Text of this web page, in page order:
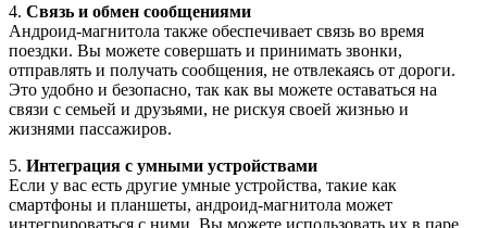
4. Связь и обмен сообщениями
Андроид-магнитола также обеспечивает связь во время
поездки. Вы можете совершать и принимать звонки,
отправлять и получать сообщения, не отвлекаясь от дороги.
Это удобно и безопасно, так как вы можете оставаться на
связи с семьей и друзьями, не рискуя своей жизнью и
жизнями пассажиров.
5. Интеграция с умными устройствами
Если у вас есть другие умные устройства, такие как
смартфоны и планшеты, андроид-магнитола может
интегрироваться с ними. Вы можете использовать их в паре,